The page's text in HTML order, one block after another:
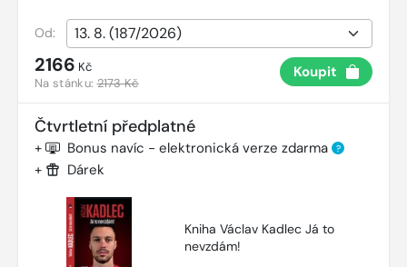
Od:
2166 Kč
Na stánku:2173 Kč
Koupit
Čtvrtletní předplatné
+ Bonus navíc - elektronická verze zdarma ?
+ Dárek
Kniha Václav Kadlec Já to
nevzdám!